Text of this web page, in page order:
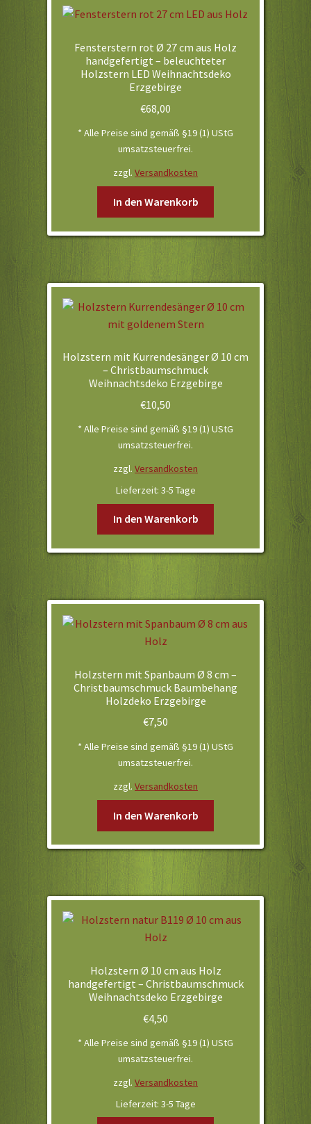
Fensterstern rot Ø 27 cm aus Holz
handgefertigt – beleuchteter
Holzstern LED Weihnachtsdeko
Erzgebirge
€68,00
* Alle Preise sind gemäß §19 (1) UStG
umsatzsteuerfrei.
zzgl. Versandkosten
In den Warenkorb
Holzstern mit Kurrendesänger Ø 10 cm
– Christbaumschmuck
Weihnachtsdeko Erzgebirge
€10,50
* Alle Preise sind gemäß §19 (1) UStG
umsatzsteuerfrei.
zzgl. Versandkosten
Lieferzeit: 3-5 Tage
In den Warenkorb
Holzstern mit Spanbaum Ø 8 cm –
Christbaumschmuck Baumbehang
Holzdeko Erzgebirge
€7,50
* Alle Preise sind gemäß §19 (1) UStG
umsatzsteuerfrei.
zzgl. Versandkosten
In den Warenkorb
Holzstern Ø 10 cm aus Holz
handgefertigt – Christbaumschmuck
Weihnachtsdeko Erzgebirge
€4,50
* Alle Preise sind gemäß §19 (1) UStG
umsatzsteuerfrei.
zzgl. Versandkosten
Lieferzeit: 3-5 Tage